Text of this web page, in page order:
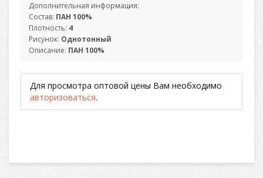
Дополнительная информация:
Состав: ПАН 100%
Плотность: 4
Рисунок: Однотонный
Описание: ПАН 100%
Для просмотра оптовой цены Вам необходимо
авторизоваться.